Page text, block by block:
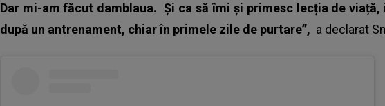
Dar mi-am făcut damblaua.Și ca să îmi și primesc lecția de
după un antrenament, chiar în primele zile de purtare”, a declarat